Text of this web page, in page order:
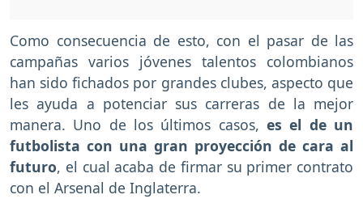
Como consecuencia de esto, con el pasar de las
campañas varios jóvenes talentos colombianos
han sido fichados por grandes clubes, aspecto que
les ayuda a potenciar sus carreras de la mejor
manera. Uno de los últimos casos, es el de un
futbolista con una gran proyección de cara al
futuro, el cual acaba de firmar su primer contrato
con el Arsenal de Inglaterra.